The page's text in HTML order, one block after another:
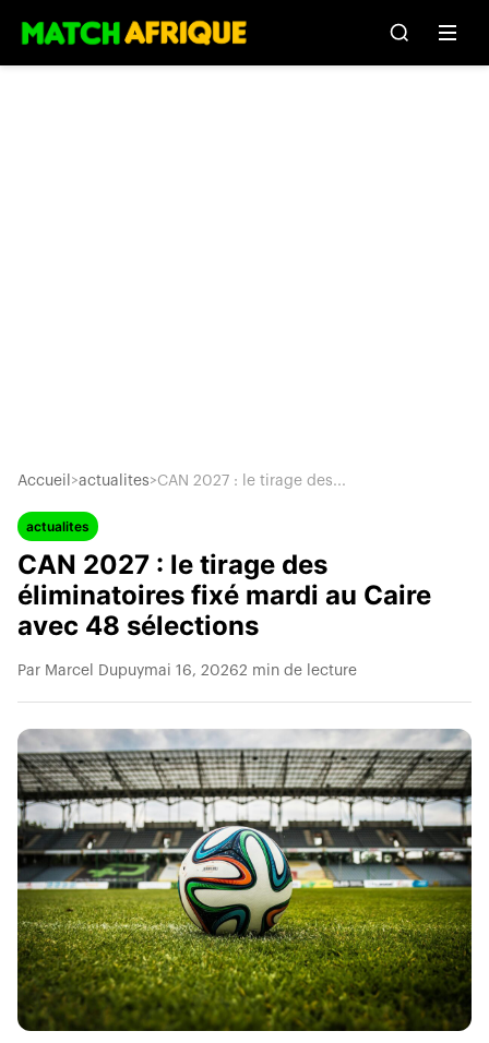
Accueil >actualites>CAN 2027 : le tirage des...
actualites
CAN 2027 : le tirage des
éliminatoires fixé mardi au Caire
avec 48 sélections
Par Marcel Dupuymai 16, 20262 min de lecture